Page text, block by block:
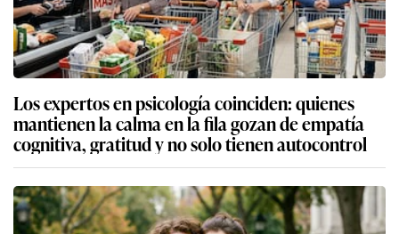
Los expertos en psicología coinciden: quienes
mantienen la calma en la fila gozan de empatía
cognitiva, gratitud y no solo tienen autocontrol